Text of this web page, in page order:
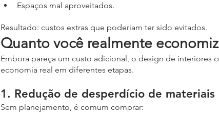
Espaços mal aproveitados.
Resultado: custos extras que poderiam ter sido evitados.
Quanto você realmente
Embora pareça um custo adicional, o design de interiores
economia real em diferentes etapas.
1. Redução de desperdício de materiais
Sem planejamento, é comum comprar: